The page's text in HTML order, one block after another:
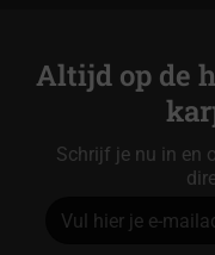
Altijd op de
Schrijf je nu in en